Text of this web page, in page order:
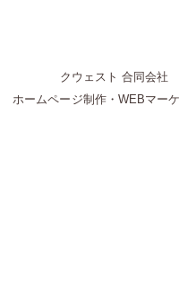
クウェスト 合同会社
ホームページ制作・WEBマー